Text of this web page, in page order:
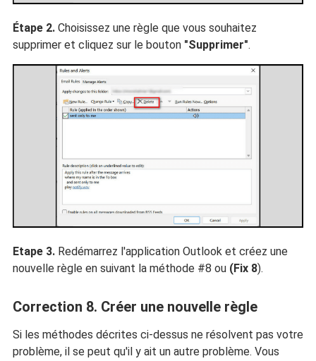
Étape 2.Choisissez une règle que vous souhaitez
supprimer et cliquez sur le bouton "Supprimer".
Etape 3.Redémarrez l'application Outlook et créez une
nouvelle règle en suivant la méthode #8 ou (Fix 8).
Correction 8. Créer une nouvelle règle
Si les méthodes décrites ci-dessus ne résolvent pas votre
problème, il se peut qu'il y ait un autre problème. Vous